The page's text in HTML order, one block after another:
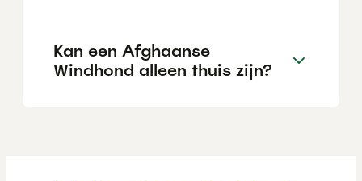
Kan een Afghaanse
Windhond alleen thuis zijn?